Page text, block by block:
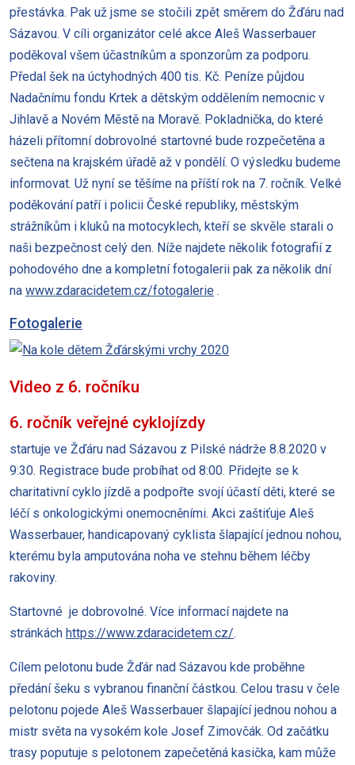
přestávka. Pak už jsme se stočili zpět směrem do Žďáru nad
Sázavou. V cíli organizátor celé akce Aleš Wasserbauer
poděkoval všem účastníkům a sponzorům za podporu.
Předal šek na úctyhodných 400 tis. Kč. Peníze půjdou
Nadačnímu fondu Krtek a dětským oddělením nemocnic v
Jihlavě a Novém Městě na Moravě. Pokladnička, do které
házeli přítomní dobrovolné startovné bude rozpečetěna a
sečtena na krajském úřadě až v pondělí. O výsledku budeme
informovat. Už nyní se těšíme na příští rok na 7. ročník. Velké
poděkování patří i policii České republiky, městským
strážníkům i kluků na motocyklech, kteří se skvěle starali o
naši bezpečnost celý den. Níže najdete několik fotografií z
pohodového dne a kompletní fotogalerii pak za několik dní
na www.zdaracidetem.cz/fotogalerie .
Fotogalerie
Video z 6. ročníku
6. ročník veřejné cyklojízdy
startuje ve Žďáru nad Sázavou z Pilské nádrže 8.8.2020 v
9:30. Registrace bude probíhat od 8:00. Přidejte se k
charitativní cyklo jízdě a podpořte svojí účastí děti, které se
léčí s onkologickými onemocněními. Akci zaštiťuje Aleš
Wasserbauer, handicapovaný cyklista šlapající jednou nohou,
kterému byla amputována noha ve stehnu během léčby
rakoviny.
Startovné je dobrovolné. Více informací najdete na
stránkách https://www.zdaracidetem.cz/.
Cílem pelotonu bude Žďár nad Sázavou kde proběhne
předání šeku s vybranou finanční částkou. Celou trasu v čele
pelotonu pojede Aleš Wasserbauer šlapající jednou nohou a
mistr světa na vysokém kole Josef Zimovčák. Od začátku
trasy poputuje s pelotonem zapečetěná kasička, kam může